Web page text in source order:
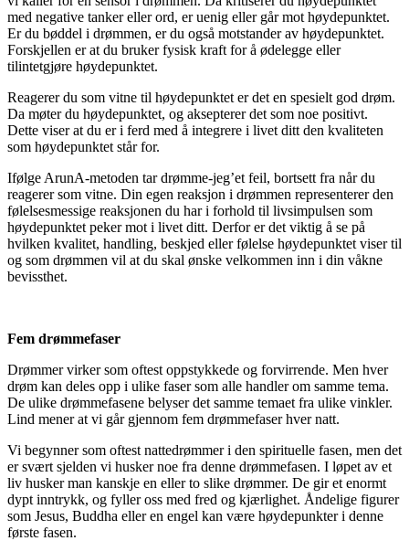
med negative tanker eller ord, er uenig eller går mot høydepunktet.
Er du bøddel i drømmen, er du også motstander av høydepunktet.
Forskjellen er at du bruker fysisk kraft for å ødelegge eller
tilintetgjøre høydepunktet.
Reagerer du som vitne til høydepunktet er det en spesielt god drøm.
Da møter du høydepunktet, og aksepterer det som noe positivt.
Dette viser at du er i ferd med å integrere i livet ditt den kvaliteten
som høydepunktet står for.
Ifølge ArunA-metoden tar drømme-jeg’et feil, bortsett fra når du
reagerer som vitne. Din egen reaksjon i drømmen representerer den
følelsesmessige reaksjonen du har i forhold til livsimpulsen som
høydepunktet peker mot i livet ditt. Derfor er det viktig å se på
hvilken kvalitet, handling, beskjed eller følelse høydepunktet viser til
og som drømmen vil at du skal ønske velkommen inn i din våkne
bevissthet.
Fem drømmefaser
Drømmer virker som oftest oppstykkede og forvirrende. Men hver
drøm kan deles opp i ulike faser som alle handler om samme tema.
De ulike drømmefasene belyser det samme temaet fra ulike vinkler.
Lind mener at vi går gjennom fem drømmefaser hver natt.
Vi begynner som oftest nattedrømmer i den spirituelle fasen, men det
er svært sjelden vi husker noe fra denne drømmefasen. I løpet av et
liv husker man kanskje en eller to slike drømmer. De gir et enormt
dypt inntrykk, og fyller oss med fred og kjærlighet. Åndelige figurer
som Jesus, Buddha eller en engel kan være høydepunkter i denne
første fasen.